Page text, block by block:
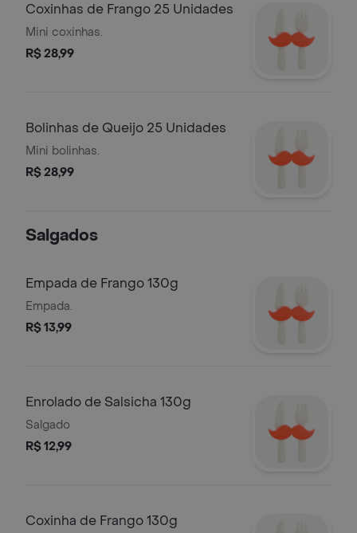
Coxinhas de Frango 25 Unidades
Mini coxinhas.
R$ 28,99
Bolinhas de Queijo 25 Unidades
Mini bolinhas.
R$ 28,99
Salgados
Empada de Frango 130g
Empada.
R$ 13,99
Enrolado de Salsicha 130g
Salgado
R$ 12,99
Coxinha de Frango 130g